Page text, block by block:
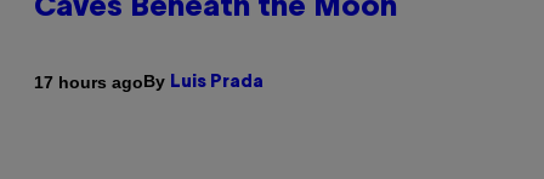
Caves Beneath the Moon
17 hours agoBy Luis Prada